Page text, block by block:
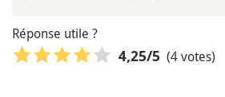
Réponse utile ?
4,25/5 (4 votes)